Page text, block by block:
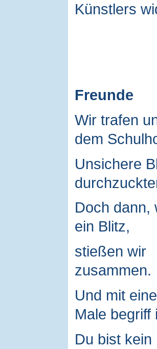
Künstlers
Freunde
Wir trafen
dem
Unsichere
Doch dann,
ein Blitz,
stießen wir
zusammen.
Und mit
Male begriff
Du bist kein